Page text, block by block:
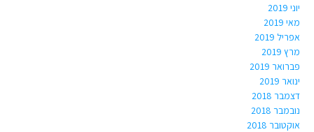
יוני 2019
מאי 2019
אפריל 2019
מרץ 2019
פברואר 2019
ינואר 2019
דצמבר 2018
נובמבר 2018
אוקטובר 2018